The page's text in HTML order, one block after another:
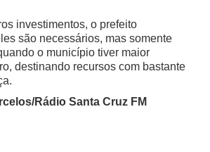
investimentos, o prefeito
são necessários, mas somente
o município tiver maior
destinando recursos com bastante
Rádio Santa Cruz FM